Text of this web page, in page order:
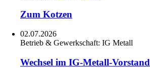
Zum Kotzen
02.07.2026
Betrieb & Gewerkschaft: IG Metall
Wechsel im IG-Metall-Vorstand